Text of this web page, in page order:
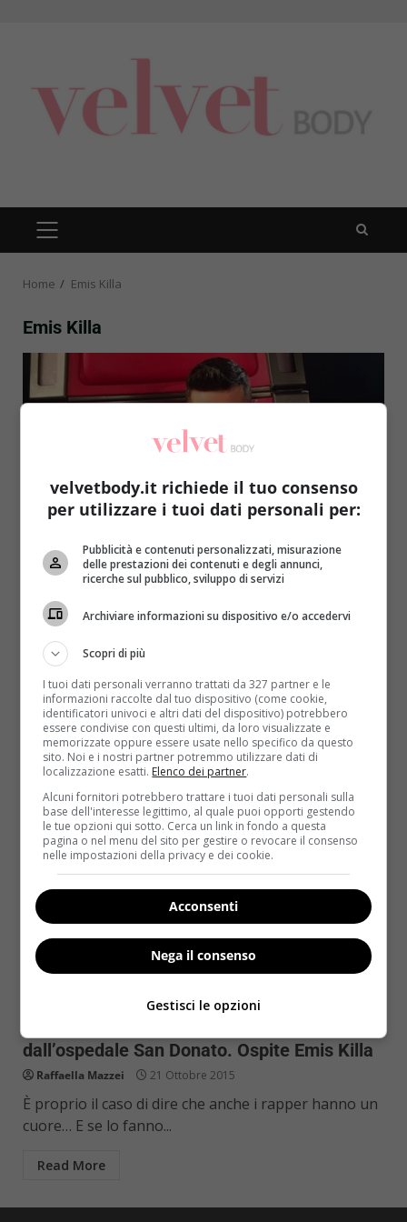
PRIMARY
MENU
Home Emis Killa
Emis Killa
Emis Killa ammette il legame bellezza-
successo: “È magnetica”. E la scienza gli dà
Redazione 2 Marzo 2016
Il rapper Emis Killa si è ritrovato con piacere in un
talent come The Voice nella veste...
Read More
dall’ospedale San Donato. Ospite Emis Killa
Raffaella Mazzei 21 Ottobre 2015
È proprio il caso di dire che anche i rapper hanno un
cuore… E se lo fanno...
Read More
velvetbody.it richiede il tuo consenso
per utilizzare i tuoi dati personali per:
Pubblicità e contenuti personalizzati, misurazione
delle prestazioni dei contenuti e degli annunci,
ricerche sul pubblico, sviluppo di servizi
Archiviare informazioni su dispositivo e/o accedervi
Scopri di più
I tuoi dati personali verranno trattati da 327 partner e le
informazioni raccolte dal tuo dispositivo (come cookie,
identificatori univoci e altri dati del dispositivo) potrebbero
essere condivise con questi ultimi, da loro visualizzate e
memorizzate oppure essere usate nello specifico da questo
sito. Noi e i nostri partner potremmo utilizzare dati di
localizzazione esatti. Elenco dei partner.
Alcuni fornitori potrebbero trattare i tuoi dati personali sulla
base dell'interesse legittimo, al quale puoi opporti gestendo
le tue opzioni qui sotto. Cerca un link in fondo a questa
pagina o nel menu del sito per gestire o revocare il consenso
nelle impostazioni della privacy e dei cookie.
Acconsenti
Nega il consenso
Gestisci le opzioni